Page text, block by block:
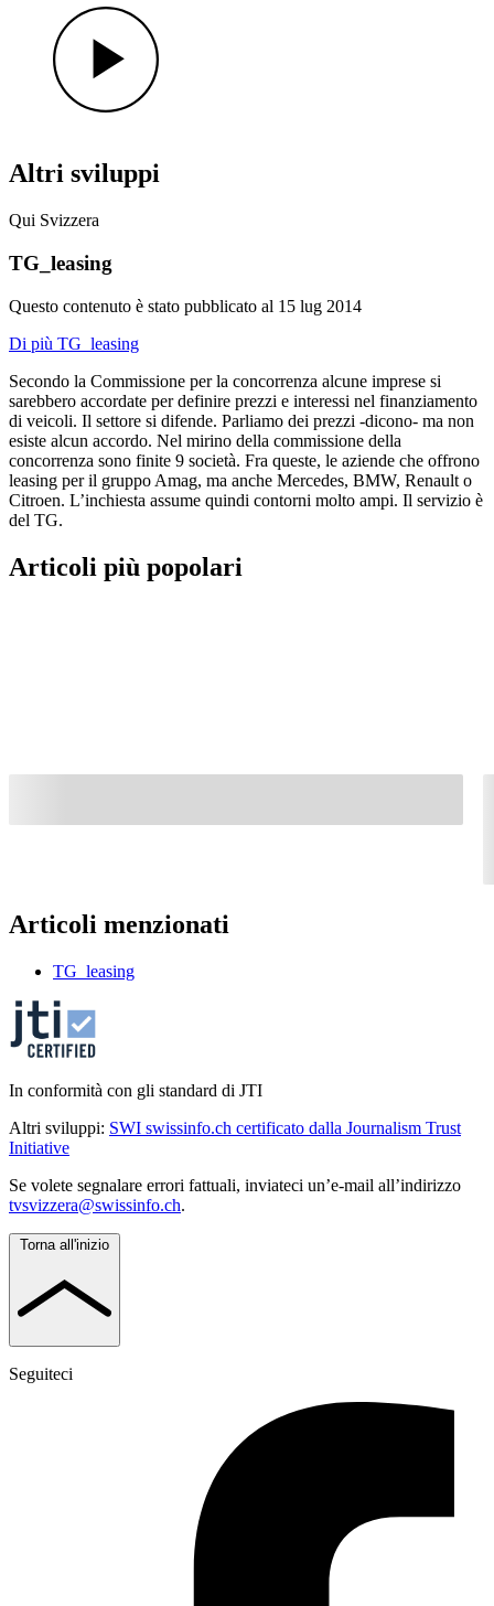
Altri sviluppi
Qui Svizzera
TG_leasing
Questo contenuto è stato pubblicato al 15 lug 2014
Di più TG_leasing
Secondo la Commissione per la concorrenza alcune imprese si
sarebbero accordate per definire prezzi e interessi nel finanziamento
di veicoli. Il settore si difende. Parliamo dei prezzi -dicono- ma non
esiste alcun accordo. Nel mirino della commissione della
concorrenza sono finite 9 società. Fra queste, le aziende che offrono
leasing per il gruppo Amag, ma anche Mercedes, BMW, Renault o
Citroen. L’inchiesta assume quindi contorni molto ampi. Il servizio è
del TG.
Articoli più popolari
Articoli menzionati
TG_leasing
In conformità con gli standard di JTI
Altri sviluppi: SWI swissinfo.ch certificato dalla Journalism Trust
Initiative
Se volete segnalare errori fattuali, inviateci un’e-mail all’indirizzo
tvsvizzera@swissinfo.ch.
Torna all'inizio
Seguiteci